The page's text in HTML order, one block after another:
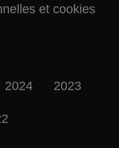
et cookies
2024 2023